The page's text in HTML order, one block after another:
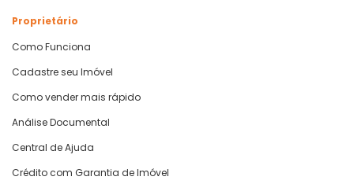
Proprietário
Como Funciona
Cadastre seu Imóvel
Como vender mais rápido
Análise Documental
Central de Ajuda
Crédito com Garantia de Imóvel